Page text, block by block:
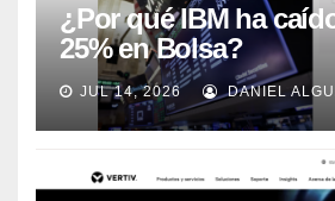
¿Por qué IBM ha
25% en Bolsa?
JUL 14, 2026 DANIEL